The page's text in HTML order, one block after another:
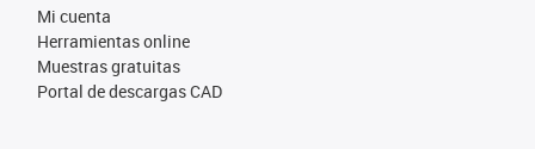
Mi cuenta
Herramientas online
Muestras gratuitas
Portal de descargas CAD